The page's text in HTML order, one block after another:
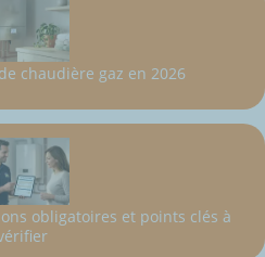
chaudière gaz en 2026
obligatoires et points clés à